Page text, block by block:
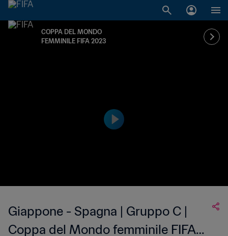
COPPA DEL MONDO
FEMMINILE FIFA 2023
Giappone - Spagna | Gruppo C |
Coppa del Mondo femminile FIFA